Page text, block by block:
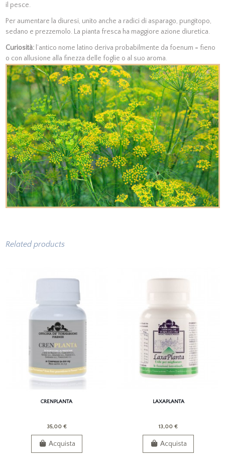
il pesce.
Per aumentare la diuresi, unito anche a radici di asparago, pungitopo,
sedano e prezzemolo. La pianta fresca ha maggiore azione diuretica.
Curiosità:l’antico nome latino deriva probabilmente da foenum = fieno
o con allusione alla finezza delle foglie o al suo aroma.
Related products
CRENPLANTA
35,00 €
Acquista
LAXAPLANTA
13,00 €
Acquista